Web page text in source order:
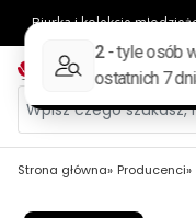
Strona główna Producenci